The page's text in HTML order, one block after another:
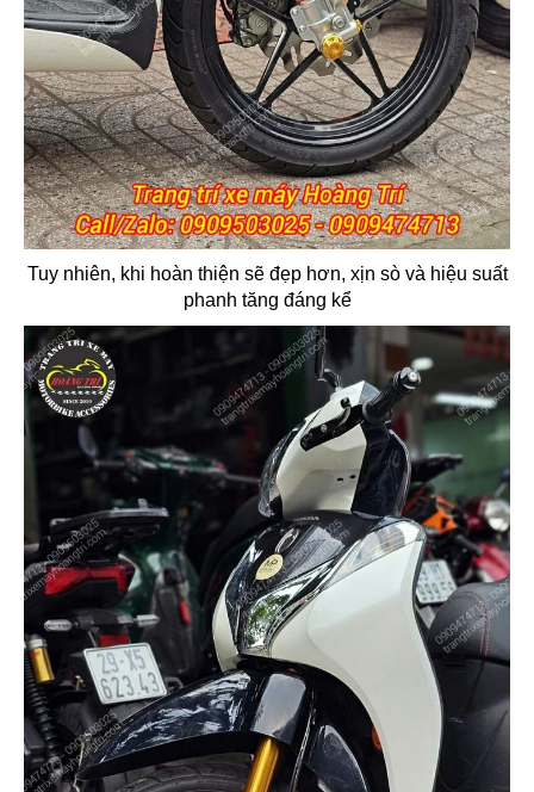
Tuy nhiên, khi hoàn thiện sẽ đẹp hơn, xịn sò và hiệu suất
phanh tăng đáng kể